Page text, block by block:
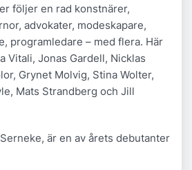
följer en rad konstnärer,
advokater, modeskapare,
programledare – med flera. Här
Vitali, Jonas Gardell, Nicklas
Grynet Molvig, Stina Wolter,
Mats Strandberg och Jill
är en av årets debutanter